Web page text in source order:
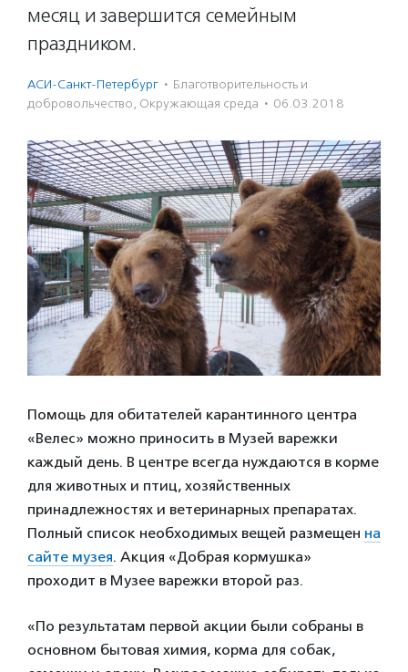
месяц и завершится семейным
праздником.
АСИ-Санкт-Петербург · Благотвори­тель­ность и
доброволь­чест­во, Окружающая среда · 06.03.2018
Помощь для обитателей карантинного центра
«Велес» можно приносить в Музей варежки
каждый день. В центре всегда нуждаются в корме
для животных и птиц, хозяйственных
принадлежностях и ветеринарных препаратах.
Полный список необходимых вещей размещен на
сайте музея. Акция «Добрая кормушка»
проходит в Музее варежки второй раз.
«По результатам первой акции были собраны в
основном бытовая химия, корма для собак,